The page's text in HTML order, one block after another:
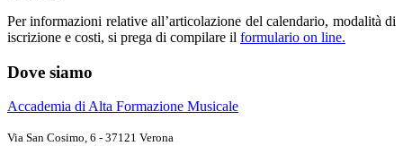
Per informazioni relative all’articolazione del calendario, modalità di
iscrizione e costi, si prega di compilare il formulario on line.
Dove siamo
Accademia di Alta Formazione Musicale
Via San Cosimo, 6 - 37121 Verona